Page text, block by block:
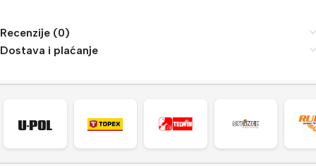
Recenzije (0)
Dostava i plaćanje